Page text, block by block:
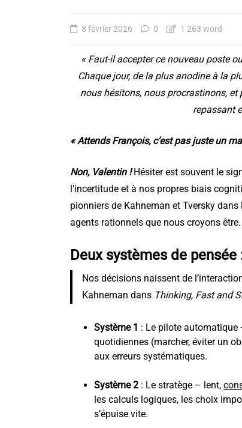
8 février 2026 0 1 263 word
« Faut-il accepter ce nouveau poste
Chaque jour, de la plus anodine à la
nous hésitons, nous procrastinons,
repassant
« Attends François, c’est pas juste un
Non, Valentin !Hésiter est souvent le
l’incertitude et à nos propres biais
pionniers de Kahneman et Tversky
agents rationnels que nous croyons être.
Deux systèmes de
Nos décisions naissent de
Kahneman dans Thinking, Fast and
Système 1 : Le pilote automatique
quotidiennes (marcher, éviter un
aux erreurs systématiques.
Système 2 : Le stratège – lent,
les calculs logiques, les choix
s’épuise vite.
Les contacts
pourriez avoir
Groupes de
soutien